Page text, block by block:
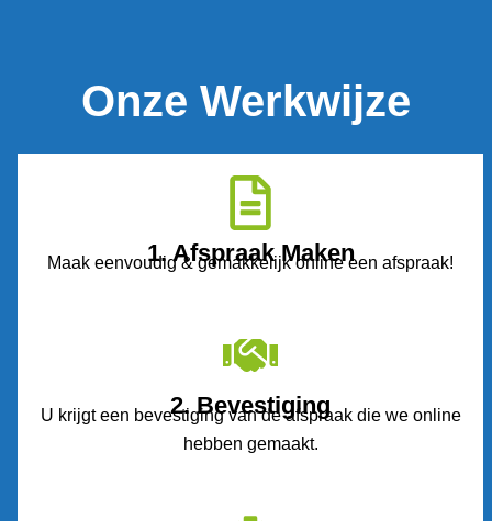
Onze Werkwijze
1. Afspraak Maken
Maak eenvoudig & gemakkelijk online een afspraak!
2. Bevestiging
U krijgt een bevestiging van de afspraak die we online
hebben gemaakt.